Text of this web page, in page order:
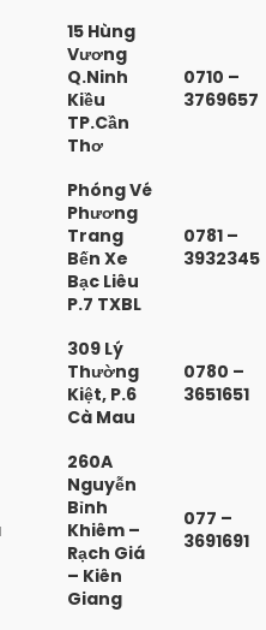
15 Hùng
Vương
Q.Ninh
Kiều
TP.Cần
Thơ
0710 –
3769657
Phóng Vé
Phương
Trang
Bến Xe
Bạc Liêu
P.7 TXBL
0781 –
3932345
309 Lý
Thường
Kiệt, P.6
Cà Mau
0780 –
3651651
260A
Nguyễn
Bỉnh
Khiêm –
Rạch Giá
– Kiên
Giang
077 –
3691691